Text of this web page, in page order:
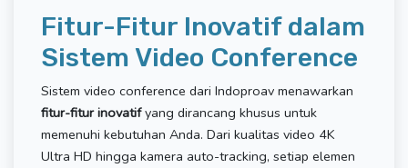
Fitur-Fitur Inovatif dalam
Sistem Video Conference
Sistem video conference dari Indoproav menawarkan
fitur-fitur inovatifyang dirancang khusus untuk
memenuhi kebutuhan Anda. Dari kualitas video 4K
Ultra HD hingga kamera auto-tracking, setiap elemen